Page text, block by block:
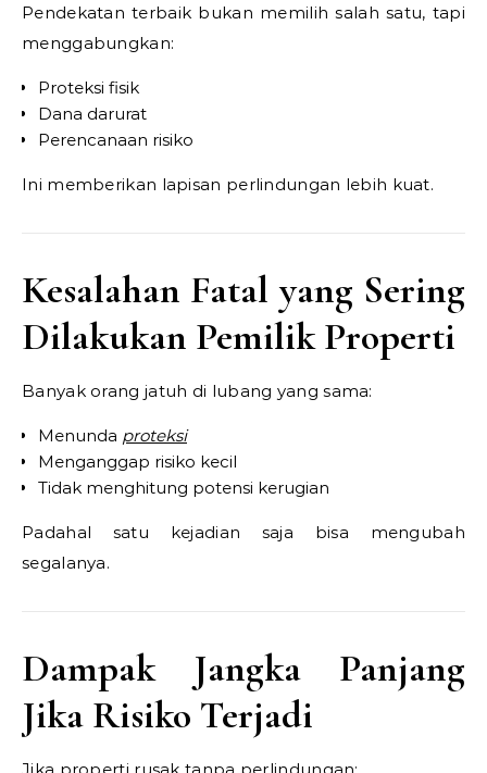
Pendekatan terbaik bukan memilih salah satu, tapi
menggabungkan:
Proteksi fisik
Dana darurat
Perencanaan risiko
Ini memberikan lapisan perlindungan lebih kuat.
Kesalahan Fatal yang Sering
Dilakukan Pemilik Properti
Banyak orang jatuh di lubang yang sama:
Menunda proteksi
Menganggap risiko kecil
Tidak menghitung potensi kerugian
Padahal satu kejadian saja bisa mengubah
segalanya.
Dampak Jangka Panjang
Jika Risiko Terjadi